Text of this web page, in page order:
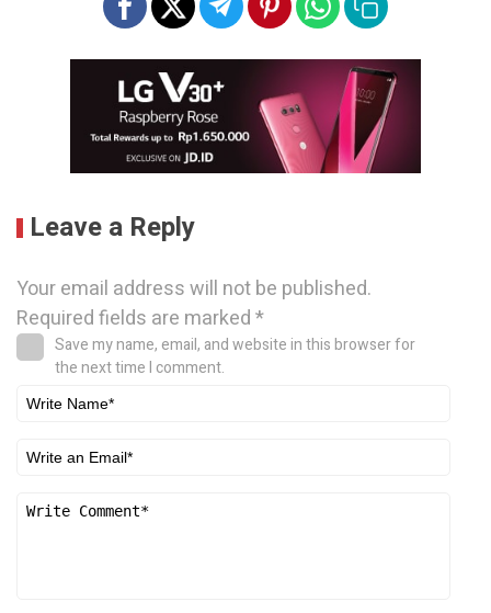
Leave a Reply
Your email address will not be published.
Required fields are marked*
Save my name, email, and website in this browser for
the next time I comment.